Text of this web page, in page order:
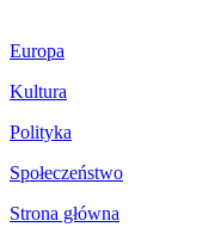
Europa
Kultura
Polityka
Społeczeństwo
Strona główna